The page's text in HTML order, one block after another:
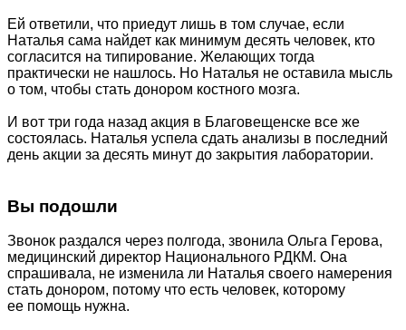
Ей ответили, что приедут лишь в том случае, если
Наталья сама найдет как минимум десять человек, кто
согласится на типирование. Желающих тогда
практически не нашлось. Но Наталья не оставила мысль
о том, чтобы стать донором костного мозга.
И вот три года назад акция в Благовещенске все же
состоялась. Наталья успела сдать анализы в последний
день акции за десять минут до закрытия лаборатории.
Вы подошли
Звонок раздался через полгода, звонила Ольга Герова,
медицинский директор Национального РДКМ. Она
спрашивала, не изменила ли Наталья своего намерения
стать донором, потому что есть человек, которому
ее помощь нужна.